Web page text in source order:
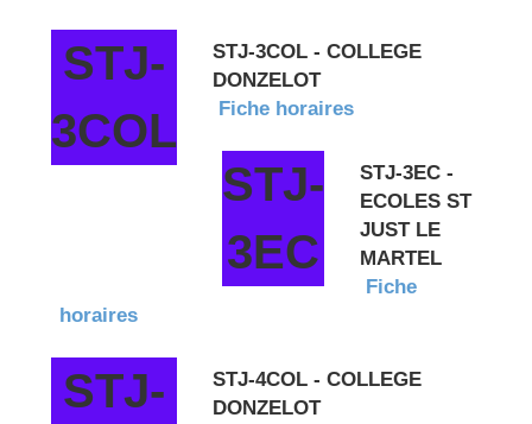
STJ-
3COL
STJ-3COL - COLLEGE
DONZELOT
Fiche horaires
STJ-
3EC
STJ-3EC -
ECOLES ST
JUST LE
MARTEL
Fiche
horaires
STJ-
STJ-4COL - COLLEGE
DONZELOT